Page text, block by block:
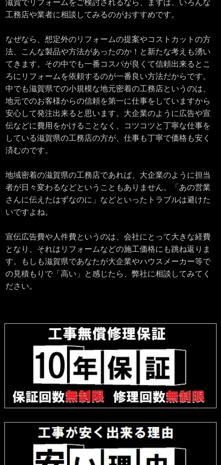
滋賀でリフォームをご検討されるなら、まずは、いろんな
工務店や業者に相談してみるのがおすすめです。
なぜなら、想定外のリフォームの提案やコストカットの方
法、こんな製品や方法があったのか！と新たな考えも湧い
てきます。その中でも一番コスパが良くて信頼出来るとこ
ろにリフォームを依頼するのが一番良い方法だからです。
中でも滋賀県での小規模な地元密着の工務店というのは、
地元でのお客様からの信頼を第一に仕事をしていますから
安心して発注出来ると思います。大企業のように広告や宣
伝などに費用をかけることなく、コツコツと丁寧な仕事を
している滋賀県の工務店の方が、仕事も丁寧で価格も安く
済むのです。
地域密着の滋賀県の工務店であれば、大企業のように担当
者が日々変わるなどということもありません。「あの営業
さんに伝えたはずなのに」などといったトラブルは避けた
いですよね。
宣伝広告費や人件費というのは、会社にとって大きな経費
となり、それはリフォームなどの施工価格にも跳ね返りま
す。もしも滋賀県であなたが大企業やハウスメーカー等で
の見積もりで「高い」と感じたら、弊社に相談してみてく
ださい。